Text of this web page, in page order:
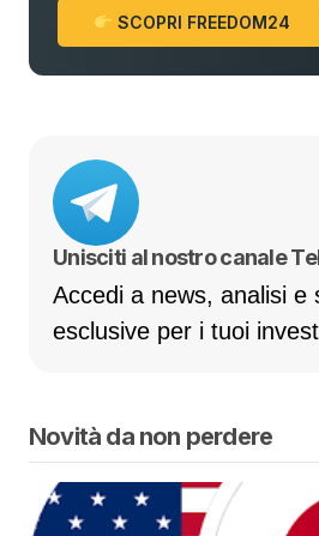
SCOPRI FREEDOM24
Unisciti al nostro canale
Accedi a news, analisi e
esclusive per i tuoi
Novità da non perdere